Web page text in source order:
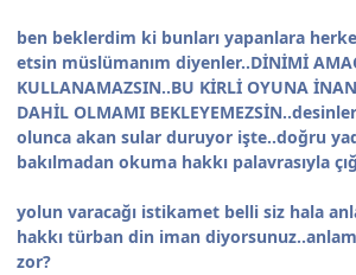
ben beklerdim ki bunları yapanlara
etsin müslümanım diyenler..DİNİMİ
KULLANAMAZSIN..BU KİRLİ OYUNA
DAHİL OLMAMI
olunca akan sular duruyor işte..doğru
bakılmadan okuma hakkı palavrasıyla
yolun varacağı istikamet belli siz hala
hakkı türban din iman
zor?